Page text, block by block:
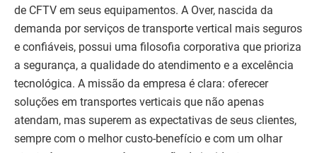
de CFTV em seus equipamentos. A Over, nascida da
demanda por serviços de transporte vertical mais seguros
e confiáveis, possui uma filosofia corporativa que prioriza
a segurança, a qualidade do atendimento e a excelência
tecnológica. A missão da empresa é clara: oferecer
soluções em transportes verticais que não apenas
atendam, mas superem as expectativas de seus clientes,
sempre com o melhor custo-benefício e com um olhar